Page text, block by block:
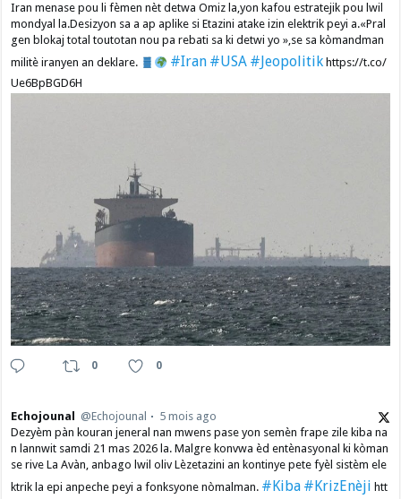
Iran menase pou li fèmen nèt detwa Omiz la,yon kafou estratejik pou lwil
mondyal la.Desizyon sa a ap aplike si Etazini atake izin elektrik peyi a.​«Pral
gen blokaj total toutotan nou pa rebati sa ki detwi yo »,se sa kòmandman
militè iranyen an deklare.
#Iran #USA #Jeopolitikhttps://t.co/
Ue6BpBGD6H
0 0
Echojounal @Echojounal
5 mois ago
Dezyèm pàn kouran jeneral nan mwens pase yon semèn frape zile kiba na
n lannwit samdi 21 mas 2026 la. Malgre konvwa èd entènasyonal ki kòman
se rive La Avàn, anbago lwil oliv Lèzetazini an kontinye pete fyèl sistèm ele
ktrik la epi anpeche peyi a fonksyone nòmalman. #Kiba #KrizEnèji htt